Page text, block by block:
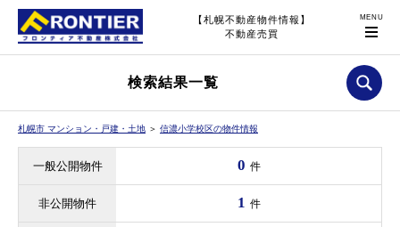
【札幌不動産物件情報】
不動産売買
検索結果一覧
札幌市 マンション・戸建・土地 ＞ 信濃小学校区の物件情報
一般公開物件 0 件
非公開物件 1 件